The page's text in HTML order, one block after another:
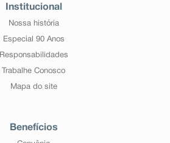
Institucional
Nossa história
Especial 90 Anos
Responsabilidades
Trabalhe Conosco
Mapa do site
Benefícios